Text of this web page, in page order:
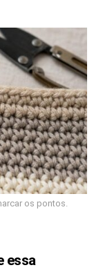
os pontos.
essa